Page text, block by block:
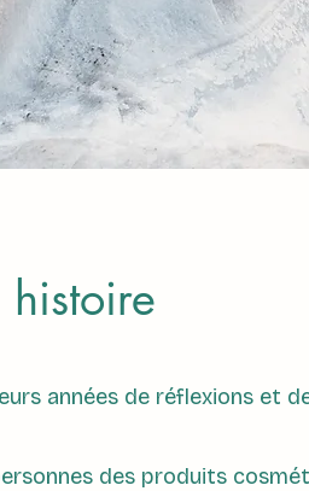
années de réflexions et
des produits